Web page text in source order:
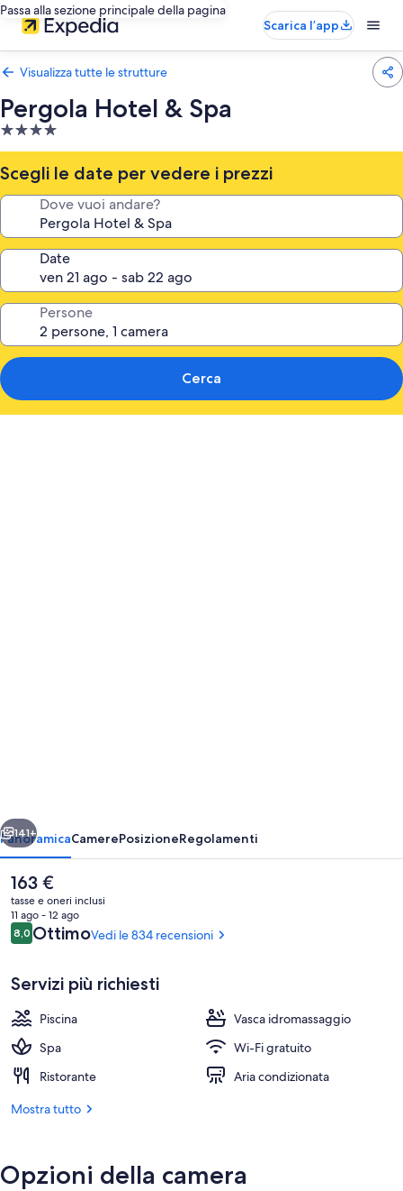
Passa alla sezione principale della pagina
Scarica l’app
Visualizza tutte le strutture
Pergola Hotel & Spa
Struttura
a
4.0
stelle
Scegli le date per vedere i prezzi
Dove vuoi andare?
Date
Persone
Cerca
Piscina coperta, 2 piscine all'aperto,
Avanti
141+
PanoramicaCamerePosizioneRegolamenti
Il
prezzo
attuale
è
163 €
163 €
tasse e oneri inclusi
11 ago - 12 ago
Recensioni
8,08,0 su 10
OttimoVedi le 834 recensioni
Servizi più richiesti
Piscina
Vasca idromassaggio
Spa
Wi-Fi gratuito
Ristorante
Aria condizionata
Mostra tutto
Opzioni della camera